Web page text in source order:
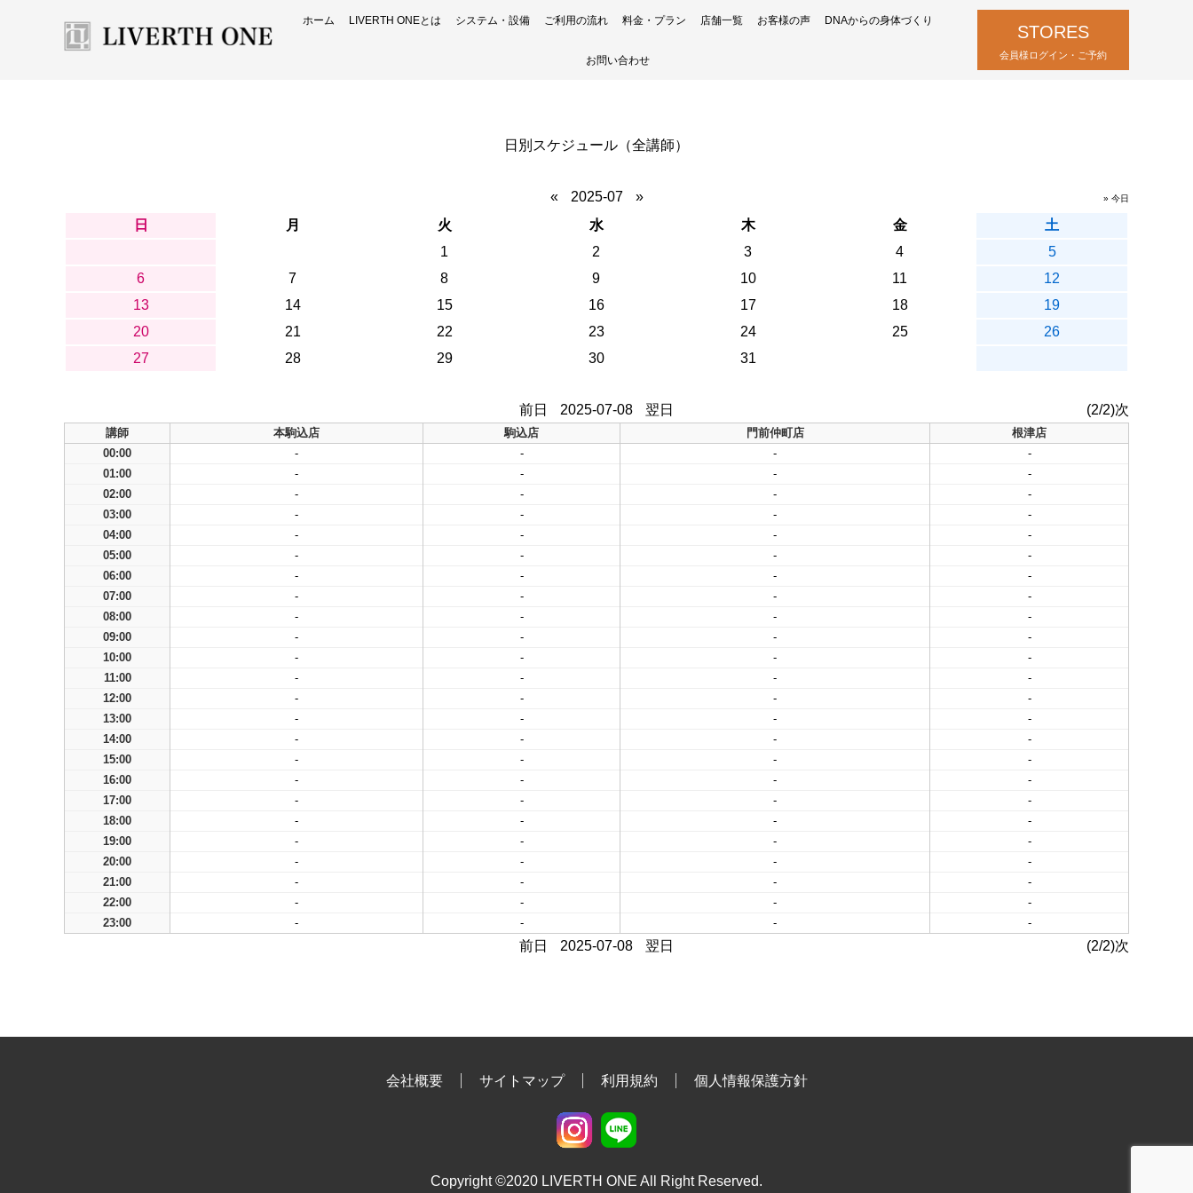
ホーム LIVERTH ONEとは システム・設備 ご利用の流れ 料金・プラン 店舗一覧 お客様の声 DNAからの身体づくり
お問い合わせ
STORES
会員様ログイン・ご予約
日別スケジュール（全講師）
« 2025-07 » » 今日
日 月 火 水 木 金
土
1
2 3 4
5
6
7 8 9 10 11
12
13
14 15 16 17 18
19
20
21 22 23 24 25
26
27
28 29 30 31
前日 2025-07-08 翌日 (2/2)次
講師 本駒込店 駒込店 門前仲町店
根津店
00:00
- - -
-
01:00
- - -
-
02:00
- - -
-
03:00
- - -
-
04:00
- - -
-
05:00
- - -
-
06:00
- - -
-
07:00
- - -
-
08:00
- - -
-
09:00
- - -
-
10:00
- - -
-
11:00
- - -
-
12:00
- - -
-
13:00
- - -
-
14:00
- - -
-
15:00
- - -
-
16:00
- - -
-
17:00
- - -
-
18:00
- - -
-
19:00
- - -
-
20:00
- - -
-
21:00
- - -
-
22:00
- - -
-
23:00
- - - -
前日 2025-07-08 翌日 (2/2)次
会社概要 サイトマップ 利用規約 個人情報保護方針
Copyright ©2020 LIVERTH ONE All Right Reserved.